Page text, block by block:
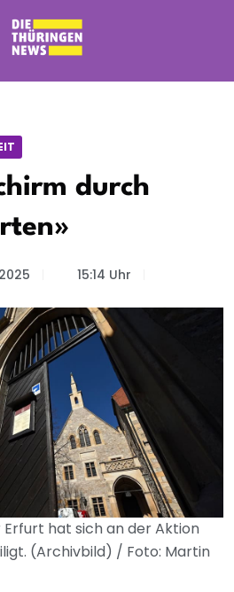
durch
15:14 Uhr
hat sich an der Aktion
(Archivbild) / Foto: Martin